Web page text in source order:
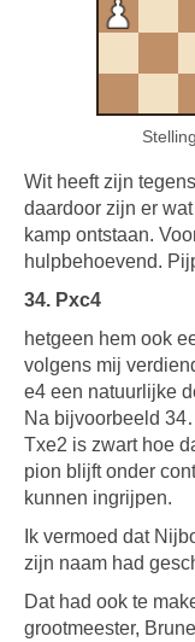
Wit heeft zijn
daardoor zijn er
kamp ontstaan.
hulpbehoevend.
34. Pxc4
hetgeen hem ook
volgens mij
e4 een natuurlijke
Na bijvoorbeeld
Txe2 is zwart hoe
pion blijft onder
kunnen ingrijpen.
Ik vermoed dat
zijn naam had
Dat had ook te
grootmeester,